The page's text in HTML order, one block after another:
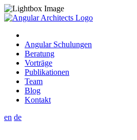
Angular Schulungen
Beratung
Vorträge
Publikationen
Team
Blog
Kontakt
en de